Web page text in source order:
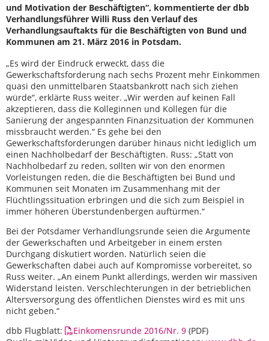
und Motivation der Beschäftigten“, kommentierte der dbb
Verhandlungsführer Willi Russ den Verlauf des
Verhandlungsauftakts für die Beschäftigten von Bund und
Kommunen am 21. März 2016 in Potsdam.
„Es wird der Eindruck erweckt, dass die
Gewerkschaftsforderung nach sechs Prozent mehr Einkommen
quasi den unmittelbaren Staatsbankrott nach sich ziehen
würde“, erklärte Russ weiter. „Wir werden auf keinen Fall
akzeptieren, dass die Kolleginnen und Kollegen für die
Sanierung der angespannten Finanzsituation der Kommunen
missbraucht werden.“ Es gehe bei den
Gewerkschaftsforderungen darüber hinaus nicht lediglich um
einen Nachholbedarf der Beschäftigten. Russ: „Statt von
Nachholbedarf zu reden, sollten wir von den enormen
Vorleistungen reden, die die Beschäftigten bei Bund und
Kommunen seit Monaten im Zusammenhang mit der
Flüchtlingssituation erbringen und die sich zum Beispiel in
immer höheren Überstundenbergen auftürmen.“
Bei der Potsdamer Verhandlungsrunde seien die Argumente
der Gewerkschaften und Arbeitgeber in einem ersten
Durchgang diskutiert worden. Natürlich seien die
Gewerkschaften dabei auch auf Kompromisse vorbereitet, so
Russ weiter. „An einem Punkt allerdings, werden wir massiven
Widerstand leisten. Verschlechterungen in der betrieblichen
Altersversorgung des öffentlichen Dienstes wird es mit uns
nicht geben.“
dbb Flugblatt:
Einkomensrunde 2016/Nr. 9 (PDF)